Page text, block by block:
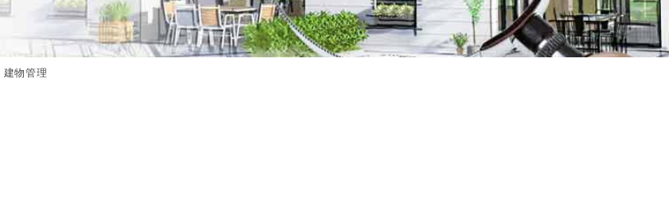
建物管理